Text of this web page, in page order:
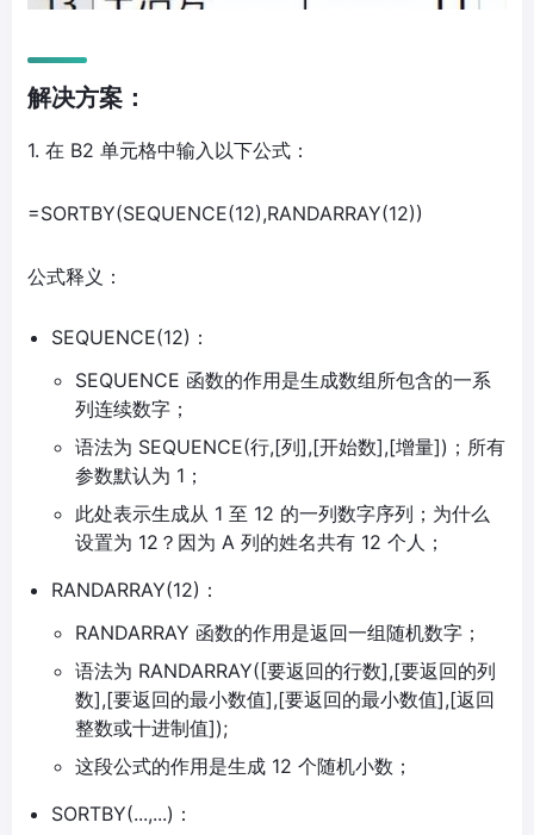
解决方案：
1. 在 B2 单元格中输入以下公式：
=SORTBY(SEQUENCE(12),RANDARRAY(12))
公式释义：
SEQUENCE(12)：
SEQUENCE 函数的作用是生成数组所包含的一系
列连续数字；
语法为 SEQUENCE(行,[列],[开始数],[增量])；所有
参数默认为 1；
此处表示生成从 1 至 12 的一列数字序列；为什么
设置为 12？因为 A 列的姓名共有 12 个人；
RANDARRAY(12)：
RANDARRAY 函数的作用是返回一组随机数字；
语法为 RANDARRAY([要返回的行数],[要返回的列
数],[要返回的最小数值],[要返回的最小数值],[返回
整数或十进制值]);
这段公式的作用是生成 12 个随机小数；
SORTBY(...,...)：